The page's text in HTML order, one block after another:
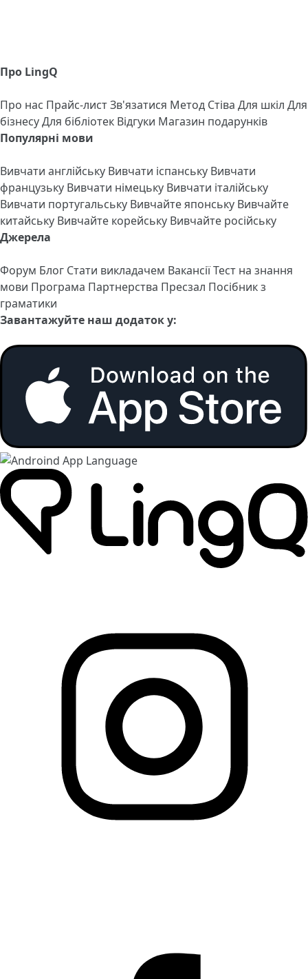
Про LingQ
Про нас Прайс-листЗв'язатися Метод Стіва Для шкіл Для
бізнесуДля бібліотек Відгуки Магазин подарунків
Популярні мови
Вивчати англійську Вивчати іспанську Вивчати
французьку Вивчати німецьку Вивчати італійську
Вивчати португальську Вивчайте японську Вивчайте
китайську Вивчайте корейську Вивчайте російську
Джерела
Форум Блог Стати викладачем ВакансіїТест на знання
мови Програма Партнерства Пресзал Посібник з
граматики
Завантажуйте наш додаток у: